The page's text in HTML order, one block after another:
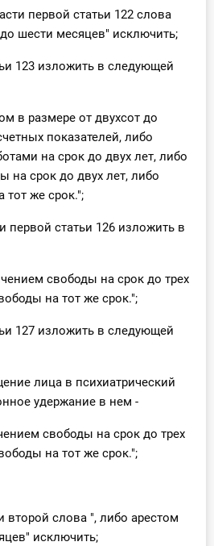
первой статьи 122 слова
шести месяцев" исключить;
123 изложить в следующей
в размере от двухсот до
показателей, либо
на срок до двух лет, либо
на срок до двух лет, либо
же срок.";
первой статьи 126 изложить в
свободы на срок до трех
на тот же срок.";
127 изложить в следующей
лица в психиатрический
удержание в нем -
свободы на срок до трех
на тот же срок.";
второй слова ", либо арестом
исключить;